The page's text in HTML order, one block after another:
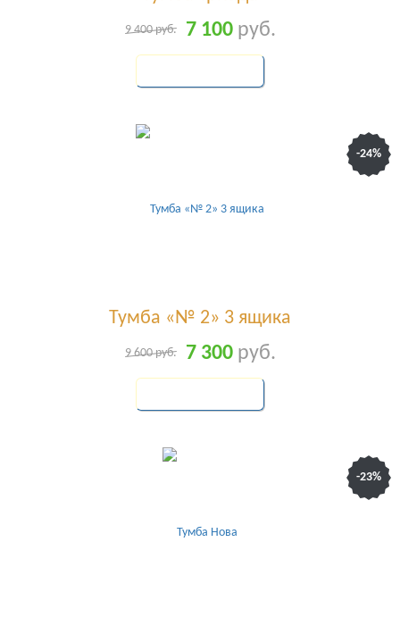
9 400руб. 7 100руб.
Тумба «№ 2» 3 ящика
9 600руб. 7 300руб.
-24%
-23%